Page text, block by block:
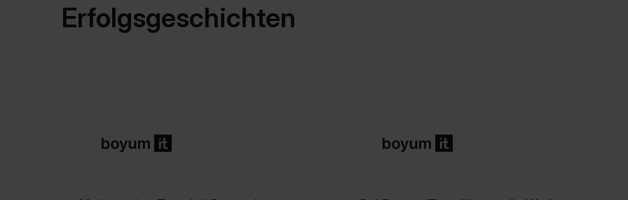
Erfolgsgeschichten